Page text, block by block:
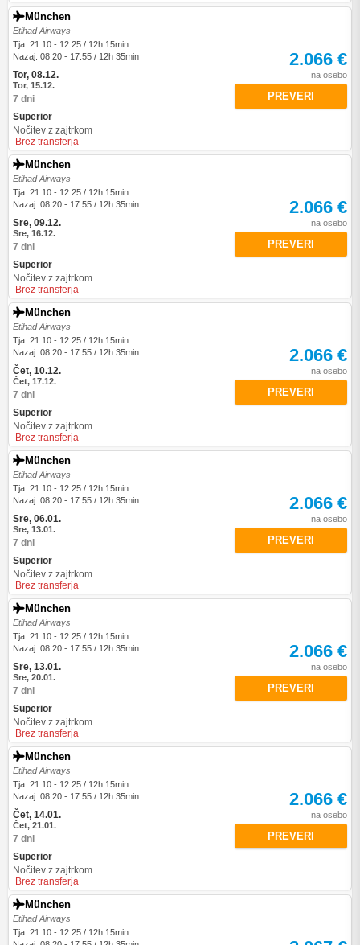
München
Etihad Airways
Tja: 21:10 - 12:25 / 12h 15min
Nazaj: 08:20 - 17:55 / 12h 35min
Tor, 08.12.
Tor, 15.12.
7 dni
Superior
Nočitev z zajtrkom
Brez transferja
2.066 €
na osebo
PREVERI
München
Etihad Airways
Tja: 21:10 - 12:25 / 12h 15min
Nazaj: 08:20 - 17:55 / 12h 35min
Sre, 09.12.
Sre, 16.12.
7 dni
Superior
Nočitev z zajtrkom
Brez transferja
2.066 €
na osebo
PREVERI
München
Etihad Airways
Tja: 21:10 - 12:25 / 12h 15min
Nazaj: 08:20 - 17:55 / 12h 35min
Čet, 10.12.
Čet, 17.12.
7 dni
Superior
Nočitev z zajtrkom
Brez transferja
2.066 €
na osebo
PREVERI
München
Etihad Airways
Tja: 21:10 - 12:25 / 12h 15min
Nazaj: 08:20 - 17:55 / 12h 35min
Sre, 06.01.
Sre, 13.01.
7 dni
Superior
Nočitev z zajtrkom
Brez transferja
2.066 €
na osebo
PREVERI
München
Etihad Airways
Tja: 21:10 - 12:25 / 12h 15min
Nazaj: 08:20 - 17:55 / 12h 35min
Sre, 13.01.
Sre, 20.01.
7 dni
Superior
Nočitev z zajtrkom
Brez transferja
2.066 €
na osebo
PREVERI
München
Etihad Airways
Tja: 21:10 - 12:25 / 12h 15min
Nazaj: 08:20 - 17:55 / 12h 35min
Čet, 14.01.
Čet, 21.01.
7 dni
Superior
Nočitev z zajtrkom
Brez transferja
2.066 €
na osebo
PREVERI
München
Etihad Airways
Tja: 21:10 - 12:25 / 12h 15min